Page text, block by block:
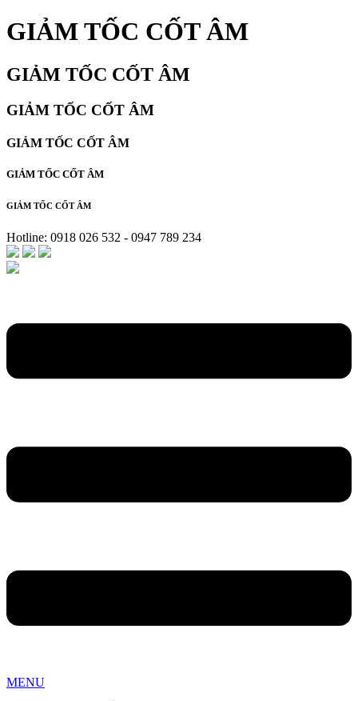
GIẢM TỐC CỐT ÂM
GIẢM TỐC CỐT ÂM
GIẢM TỐC CỐT ÂM
GIẢM TỐC CỐT ÂM
GIẢM TỐC CỐT ÂM
GIẢM TỐC CỐT ÂM
Hotline: 0918 026 532 - 0947 789 234
MENU